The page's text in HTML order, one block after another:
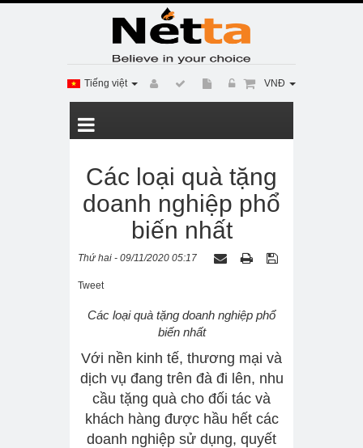
Tiếng việt VNĐ
Các loại quà tặng
doanh nghiệp phổ
biến nhất
Thứ hai - 09/11/2020 05:17
Tweet
Các loại quà tặng doanh nghiệp phổ
biến nhất
Với nền kinh tế, thương mại và
dịch vụ đang trên đà đi lên, nhu
cầu tặng quà cho đối tác và
khách hàng được hầu hết các
doanh nghiệp sử dụng, quyết